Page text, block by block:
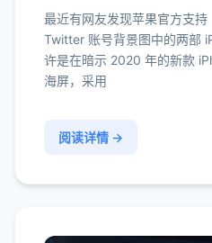
最近有网友发现苹果官方支
Twitter 账号背景图中的两部
许是在暗示 2020 年的新款
海屏，采用
阅读详情 →